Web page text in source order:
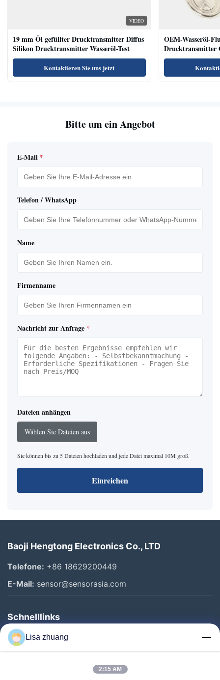
VIDEO
19 mm Öl gefüllter Drucktransmitter Diffus
Silikon Drucktransmitter Wasseröl-Test
Kontaktieren Sie uns jetzt
OEM-Wasseröl-
Drucktransmitter
Bitte um ein Angebot
E-Mail *
Telefon / WhatsApp
Name
Firmenname
Nachricht zur Anfrage *
Dateien anhängen
Wählen Sie Dateien aus
Sie können bis zu 5 Dateien hochladen und jede Datei maximal 10M groß.
Einreichen
Baoji Hengtong Electronics Co., LTD
Telefone: +86 18629200449
E-Mail: sensor@sensorasia.com
Schnelllinks
Haus
Produkte
Lisa zhuang
2:15 AM